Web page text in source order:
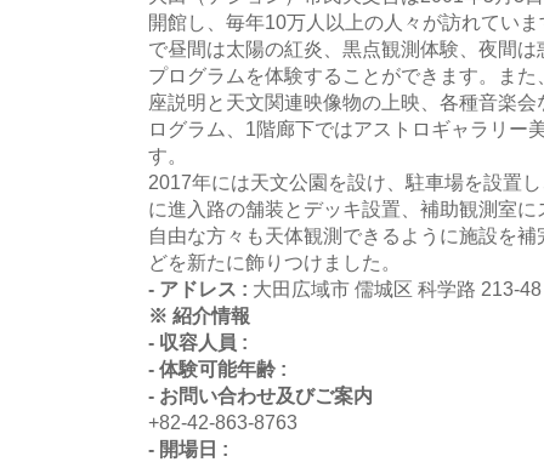
開館し、毎年10万人以上の人々が訪れてい
で昼間は太陽の紅炎、黒点観測体験、夜間
プログラムを体験することができます。ま
座説明と天文関連映像物の上映、各種音楽
ログラム、1階廊下ではアストロギャラリー
す。
2017年には天文公園を設け、駐車場を設置
に進入路の舗装とデッキ設置、補助観測室
自由な方々も天体観測できるように施設を
どを新たに飾りつけました。
- アドレス : 大田広域市 儒城区 科学路 213-
※ 紹介情報
- 収容人員 :
- 体験可能年齢 :
- お問い合わせ及びご案内
+82-42-863-8763
- 開場日 :